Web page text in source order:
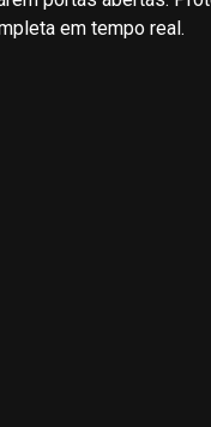
em tempo real.